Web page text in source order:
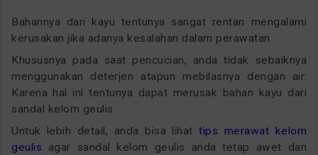
Bahannya dari kayu tentunya sangat rentan mengalami
kerusakan jika adanya kesalahan dalam perawatan.
Khususnya pada saat pencucian, anda tidak sebaiknya
menggunakan deterjen atapun mebilasnya dengan air.
Karena hal ini tentunya dapat merusak bahan kayu dari
sandal kelom geulis.
Untuk lebih detail, anda bisa lihattips merawat kelom
geulis agar sandal kelom geulis anda tetap awet dan